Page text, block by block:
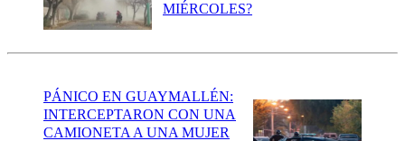
MIÉRCOLES?
PÁNICO EN GUAYMALLÉN:
INTERCEPTARON CON UNA
CAMIONETA A UNA MUJER